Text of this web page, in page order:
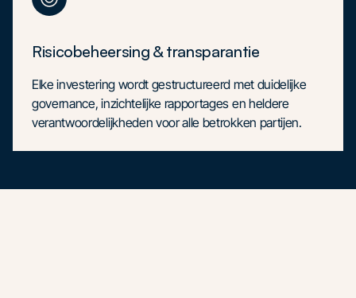
Risicobeheersing & transparantie
Elke investering wordt gestructureerd met duidelijke
governance, inzichtelijke rapportages en heldere
verantwoordelijkheden voor alle betrokken partijen.